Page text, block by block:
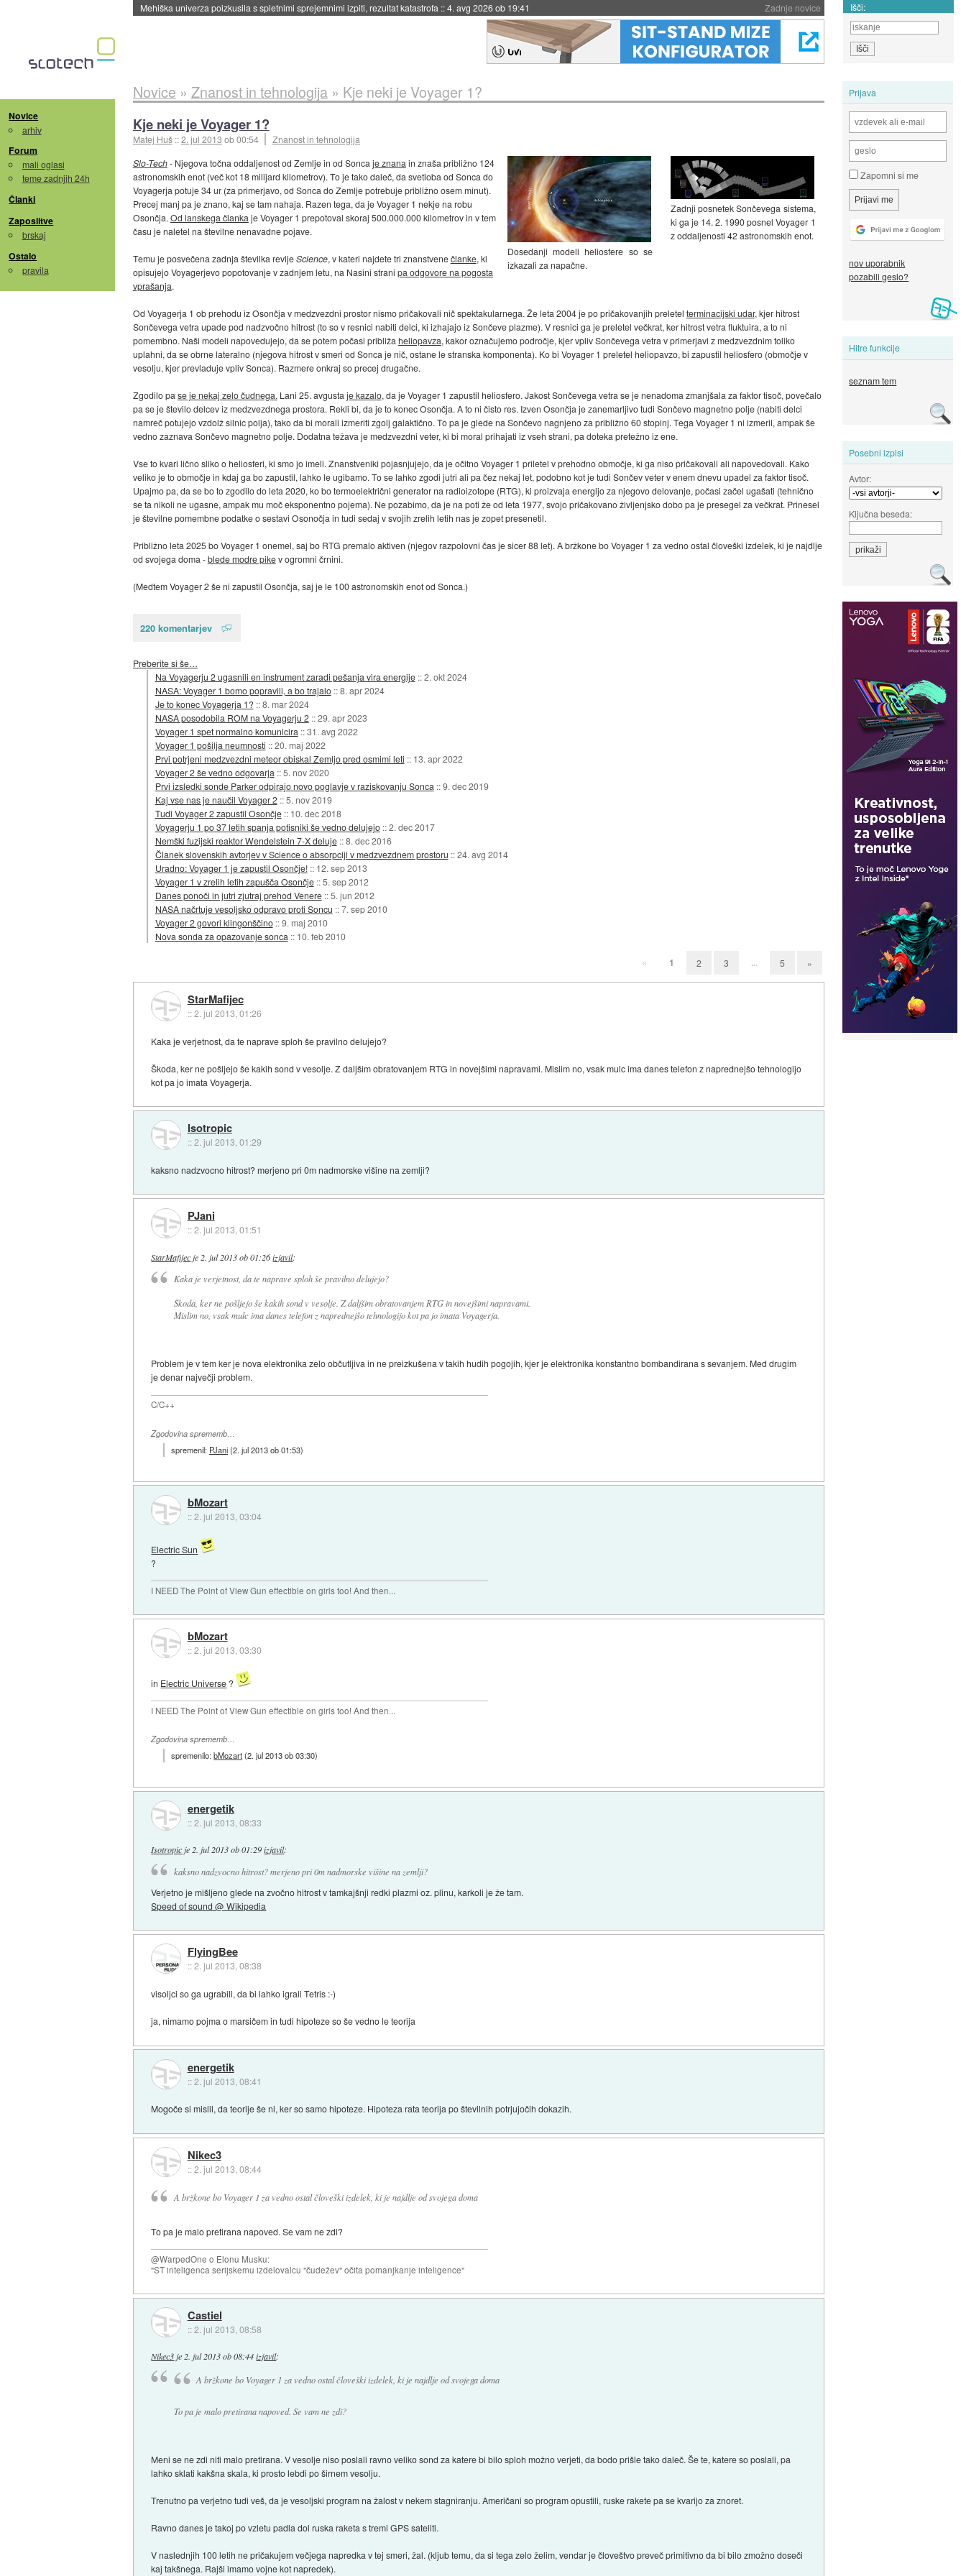
Zadnje novice
Mehiška univerza poizkusila s spletnimi sprejemnimi izpiti, rezultat katastrofa ::4. avg 2026 ob 19:41 Išči:
Novice
arhiv
Forum
mali oglasi
teme zadnjih 24h
Članki
Zaposlitve
brskaj
Ostalo
pravila
Prijava
Zapomni si me
nov uporabnik
pozabili geslo?
Hitre funkcije
seznam tem
Posebni izpisi
Avtor:
Ključna beseda:
Novice » Znanost in tehnologija» Kje neki je Voyager 1?
Kje neki je Voyager 1?
Matej Huš ::2. jul 2013 ob 00:54 Znanost in tehnologija
Zadnji posnetek Sončevega sistema,
ki ga je 14. 2. 1990 posnel Voyager 1
z oddaljenosti 42 astronomskih enot.
Dosedanji modeli heliosfere so se
izkazali za napačne.
Slo-Tech- Njegova točna oddaljenost od Zemlje in od Sonca je znana in znaša približno 124
astronomskih enot (več kot 18 milijard kilometrov). To je tako daleč, da svetloba od Sonca do
Voyagerja potuje 34 ur (za primerjavo, od Sonca do Zemlje potrebuje približno osem minut).
Precej manj pa je znano, kaj se tam nahaja. Razen tega, da je Voyager 1 nekje na robu
Osončja. Od lanskega članka je Voyager 1 prepotoval skoraj 500.000.000 kilometrov in v tem
času je naletel na številne nenavadne pojave.
Temu je posvečena zadnja številka revijeScience, v kateri najdete tri znanstvenečlanke, ki
opisujejo Voyagerjevo popotovanje v zadnjem letu, na Nasini strani pa odgovore na pogosta
vprašanja.
Od Voyagerja 1 ob prehodu iz Osončja v medzvezdni prostor nismo pričakovali nič spektakularnega. Že leta 2004 je po pričakovanjih preletel terminacijski udar, kjer hitrost
Sončevega vetra upade pod nadzvočno hitrost (to so v resnici nabiti delci, ki izhajajo iz Sončeve plazme). V resnici ga je preletel večkrat, ker hitrost vetra fluktuira, a to ni
pomembno. Naši modeli napovedujejo, da se potem počasi približa heliopavza, kakor označujemo področje, kjer vpliv Sončevega vetra v primerjavi z medzvezdnim toliko
uplahni, da se obrne lateralno (njegova hitrost v smeri od Sonca je nič, ostane le stranska komponenta). Ko bi Voyager 1 preletel heliopavzo, bi zapustil heliosfero (območje v
vesolju, kjer prevladuje vpliv Sonca). Razmere onkraj so precej drugačne.
Zgodilo pa se je nekaj zelo čudnega. Lani 25. avgusta je kazalo, da je Voyager 1 zapustil heliosfero. Jakost Sončevega vetra se je nenadoma zmanjšala za faktor tisoč, povečalo
pa se je število delcev iz medzvezdnega prostora. Rekli bi, da je to konec Osončja. A to ni čisto res. Izven Osončja je zanemarljivo tudi Sončevo magnetno polje (nabiti delci
namreč potujejo vzdolž silnic polja), tako da bi morali izmeriti zgolj galaktično. To pa je glede na Sončevo nagnjeno za približno 60 stopinj. Tega Voyager 1 ni izmeril, ampak še
vedno zaznava Sončevo magnetno polje. Dodatna težava je medzvezdni veter, ki bi moral prihajati iz vseh strani, pa doteka pretežno iz ene.
Vse to kvari lično sliko o heliosferi, ki smo jo imeli. Znanstveniki pojasnjujejo, da je očitno Voyager 1 priletel v prehodno območje, ki ga niso pričakovali ali napovedovali. Kako
veliko je to območje in kdaj ga bo zapustil, lahko le ugibamo. To se lahko zgodi jutri ali pa čez nekaj let, podobno kot je tudi Sončev veter v enem dnevu upadel za faktor tisoč.
Upajmo pa, da se bo to zgodilo do leta 2020, ko bo termoelektrični generator na radioizotope (RTG), ki proizvaja energijo za njegovo delovanje, počasi začel ugašati (tehnično
se ta nikoli ne ugasne, ampak mu moč eksponentno pojema). Ne pozabimo, da je na poti že od leta 1977, svojo pričakovano življenjsko dobo pa je presegel za večkrat. Prinesel
je številne pomembne podatke o sestavi Osonočja in tudi sedaj v svojih zrelih letih nas je zopet presenetil.
Približno leta 2025 bo Voyager 1 onemel, saj bo RTG premalo aktiven (njegov razpolovni čas je sicer 88 let). A bržkone bo Voyager 1 za vedno ostal človeški izdelek, ki je najdlje
od svojega doma -blede modre pikev ogromni črnini.
(Medtem Voyager 2 še ni zapustil Osončja, saj je le 100 astronomskih enot od Sonca.)
220 komentarjev
Preberite si še…
Na Voyagerju 2 ugasnili en instrument zaradi pešanja vira energije ::2. okt 2024
NASA: Voyager 1 bomo popravili, a bo trajalo ::8. apr 2024
Je to konec Voyagerja 1? ::8. mar 2024
NASA posodobila ROM na Voyagerju 2 ::29. apr 2023
Voyager 1 spet normalno komunicira ::31. avg 2022
Voyager 1 pošilja neumnosti ::20. maj 2022
Prvi potrjeni medzvezdni meteor obiskal Zemljo pred osmimi leti :: 13. apr 2022
Voyager 2 še vedno odgovarja ::5. nov 2020
Prvi izsledki sonde Parker odpirajo novo poglavje v raziskovanju Sonca ::9. dec 2019
Kaj vse nas je naučil Voyager 2 ::5. nov 2019
Tudi Voyager 2 zapustil Osončje :: 10. dec 2018
Voyagerju 1 po 37 letih spanja potisniki še vedno delujejo ::2. dec 2017
Nemški fuzijski reaktor Wendelstein 7-X deluje ::8. dec 2016
Članek slovenskih avtorjev v Science o absorpciji v medzvezdnem prostoru ::24. avg 2014
Uradno: Voyager 1 je zapustil Osončje! :: 12. sep 2013
Voyager 1 v zrelih letih zapušča Osončje ::5. sep 2012
Danes ponoči in jutri zjutraj prehod Venere ::5. jun 2012
NASA načrtuje vesoljsko odpravo proti Soncu ::7. sep 2010
Voyager 2 govori klingonščino ::9. maj 2010
Nova sonda za opazovanje sonca :: 10. feb 2010
« 1 2 3 ... 5 »
StarMafijec
::2. jul 2013, 01:26
Kaka je verjetnost, da te naprave sploh še pravilno delujejo?
Škoda, ker ne pošljejo še kakih sond v vesolje. Z daljšim obratovanjem RTG in novejšimi napravami. Mislim no, vsak mulc ima danes telefon z naprednejšo tehnologijo
kot pa jo imata Voyagerja.
Isotropic
::2. jul 2013, 01:29
kaksno nadzvocno hitrost? merjeno pri 0m nadmorske višine na zemlji?
PJani
::2. jul 2013, 01:51
StarMafijec je 2. jul 2013 ob 01:26 izjavil:
Kaka je verjetnost, da te naprave sploh še pravilno delujejo?
Škoda, ker ne pošljejo še kakih sond v vesolje. Z daljšim obratovanjem RTG in novejšimi napravami.
Mislim no, vsak mulc ima danes telefon z naprednejšo tehnologijo kot pa jo imata Voyagerja.
Problem je v tem ker je nova elektronika zelo občutljiva in ne preizkušena v takih hudih pogojih, kjer je elektronika konstantno bombandirana s sevanjem. Med drugim
je denar največji problem.
C/C++
Zgodovina sprememb…
spremenil: PJani(2. jul 2013 ob 01:53)
bMozart
::2. jul 2013, 03:04
Electric Sun
?
I NEED The Point of View Gun effectible on girls too! And then...
bMozart
::2. jul 2013, 03:30
in Electric Universe ?
I NEED The Point of View Gun effectible on girls too! And then...
Zgodovina sprememb…
spremenilo:bMozart(2. jul 2013 ob 03:30)
energetik
::2. jul 2013, 08:33
Isotropicje2. jul 2013 ob 01:29 izjavil:
kaksno nadzvocno hitrost? merjeno pri 0m nadmorske višine na zemlji?
Verjetno je mišljeno glede na zvočno hitrost v tamkajšnji redki plazmi oz. plinu, karkoli je že tam.
Speed of sound @ Wikipedia
FlyingBee
::2. jul 2013, 08:38
visoljci so ga ugrabili, da bi lahko igrali Tetris :-)
ja, nimamo pojma o marsičem in tudi hipoteze so še vedno le teorija
energetik
::2. jul 2013, 08:41
Mogoče si mislil, da teorije še ni, ker so samo hipoteze. Hipoteza rata teorija po številnih potrjujočih dokazih.
Nikec3
::2. jul 2013, 08:44
A bržkone bo Voyager 1 za vedno ostal človeški izdelek, ki je najdlje od svojega doma
To pa je malo pretirana napoved. Se vam ne zdi?
@WarpedOne o Elonu Musku:
"ST inteligenca serijskemu izdelovalcu "čudežev" očita pomanjkanje inteligence"
Castiel
::2. jul 2013, 08:58
Nikec3je2. jul 2013 ob 08:44 izjavil:
A bržkone bo Voyager 1 za vedno ostal človeški izdelek, ki je najdlje od svojega doma
To pa je malo pretirana napoved. Se vam ne zdi?
Meni se ne zdi niti malo pretirana. V vesolje niso poslali ravno veliko sond za katere bi bilo sploh možno verjeti, da bodo prišle tako daleč. Še te, katere so poslali, pa
lahko sklati kakšna skala, ki prosto lebdi po širnem vesolju.
Trenutno pa verjetno tudi veš, da je vesoljski program na žalost v nekem stagniranju. Američani so program opustili, ruske rakete pa se kvarijo za znoret.
Ravno danes je takoj po vzletu padla dol ruska raketa s tremi GPS sateliti.
V naslednjih 100 letih ne pričakujem večjega napredka v tej smeri, žal. (kljub temu, da si tega zelo želim, vendar je človeštvo preveč primitivno da bi bilo zmožno doseči
kaj takšnega. Rajši imamo vojne kot napredek).